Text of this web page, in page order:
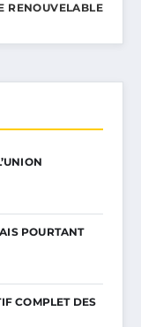
RENOUVELABLE
POURTANT
COMPLET DES